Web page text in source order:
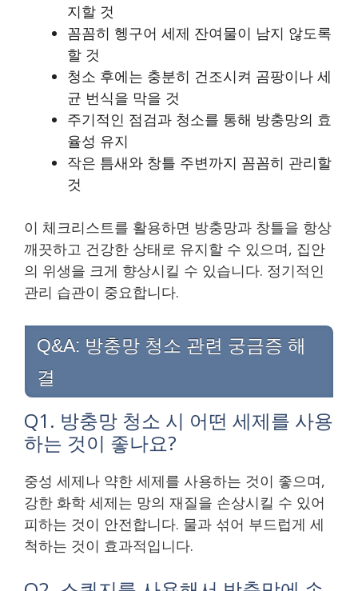
지할 것
꼼꼼히 헹구어 세제 잔여물이 남지 않도록
할 것
청소 후에는 충분히 건조시켜 곰팡이나 세
균 번식을 막을 것
주기적인 점검과 청소를 통해 방충망의 효
율성 유지
작은 틈새와 창틀 주변까지 꼼꼼히 관리할
것
이 체크리스트를 활용하면 방충망과 창틀을 항상
깨끗하고 건강한 상태로 유지할 수 있으며, 집안
의 위생을 크게 향상시킬 수 있습니다. 정기적인
관리 습관이 중요합니다.
Q&A: 방충망 청소 관련 궁금증 해
결
Q1. 방충망 청소 시 어떤 세제를 사용
하는 것이 좋나요?
중성 세제나 약한 세제를 사용하는 것이 좋으며,
강한 화학 세제는 망의 재질을 손상시킬 수 있어
피하는 것이 안전합니다. 물과 섞어 부드럽게 세
척하는 것이 효과적입니다.